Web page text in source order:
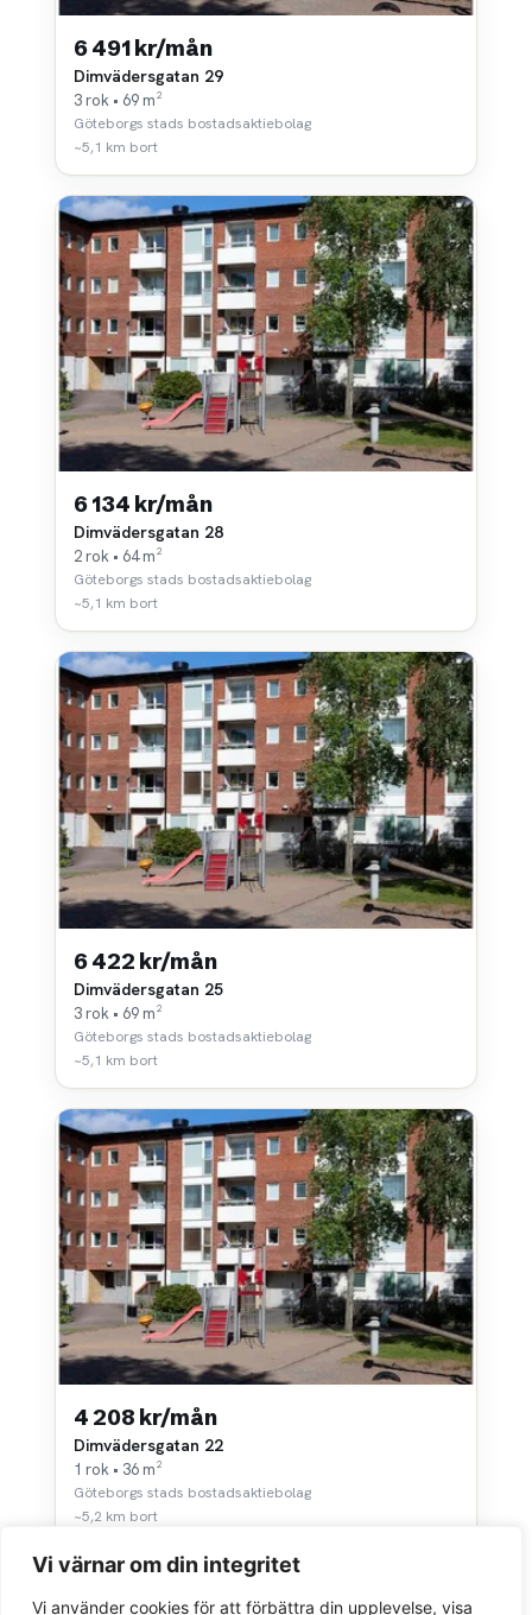
Vi värnar om din integritet
Vi använder cookies för att förbättra din upplevelse, visa
6 491 kr/mån
Dimvädersgatan 29
3 rok • 69 m²
Göteborgs stads bostadsaktiebolag
~5,1 km bort
6 134 kr/mån
Dimvädersgatan 28
2 rok • 64 m²
Göteborgs stads bostadsaktiebolag
~5,1 km bort
6 422 kr/mån
Dimvädersgatan 25
3 rok • 69 m²
Göteborgs stads bostadsaktiebolag
~5,1 km bort
4 208 kr/mån
Dimvädersgatan 22
1 rok • 36 m²
Göteborgs stads bostadsaktiebolag
~5,2 km bort